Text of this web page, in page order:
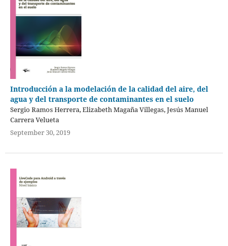
Introducción a la modelación de la calidad del aire, del
agua y del transporte de contaminantes en el suelo
Sergio Ramos Herrera, Elizabeth Magaña Villegas, Jesús Manuel
Carrera Velueta
September 30, 2019